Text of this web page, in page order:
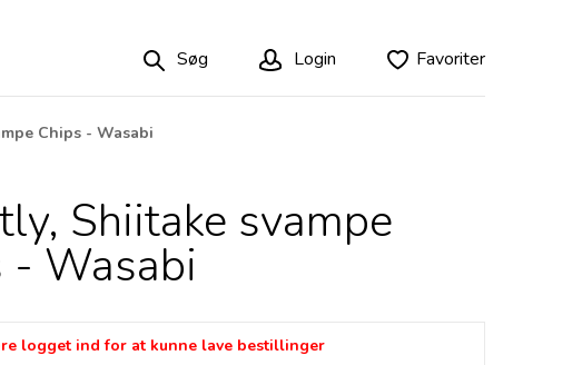
Søg Login Favoriter
Chips - Wasabi
Shiitake svampe
- Wasabi
logget ind for at kunne lave bestillinger